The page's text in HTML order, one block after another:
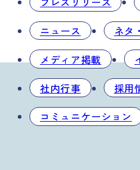
ニュース
ネタ
メディア掲載
社内行事
採用
コミュニケーション